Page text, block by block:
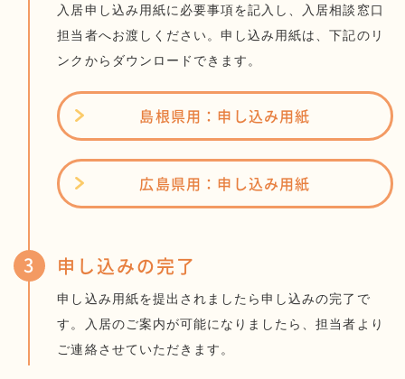
入居申し込み用紙に必要事項を記入し、入居相談窓口
担当者へお渡しください。申し込み用紙は、下記のリ
ンクからダウンロードできます。
島根県用：申し込み用紙
広島県用：申し込み用紙
3 申し込みの完了
申し込み用紙を提出されましたら申し込みの完了で
す。入居のご案内が可能になりましたら、担当者より
ご連絡させていただきます。